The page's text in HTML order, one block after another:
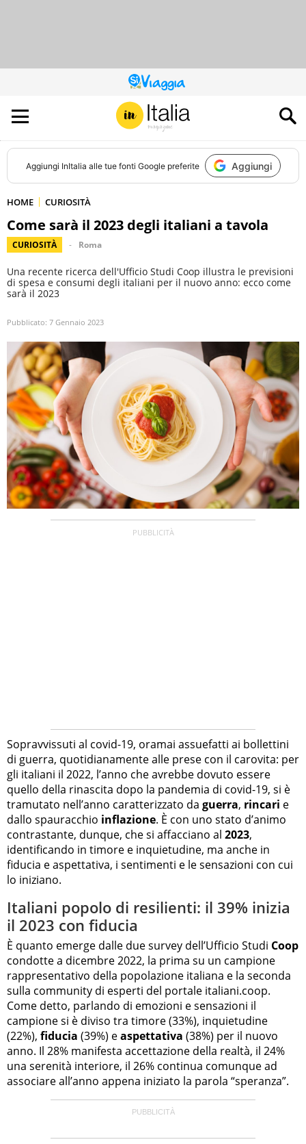
QUESTO
SITO
CONTRIBUISCE
ALL’AUDIENCE
DI
Aggiungi InItalia alle tue fonti Google preferite Aggiungi
HOME CURIOSITÀ
Come sarà il 2023 degli italiani a tavola
CURIOSITÀ Roma
Una recente ricerca dell'Ufficio Studi Coop illustra le previsioni
di spesa e consumi degli italiani per il nuovo anno: ecco come
sarà il 2023
Pubblicato: 7 Gennaio 2023
Sopravvissuti al covid-19, oramai assuefatti ai bollettini
di guerra, quotidianamente alle prese con il carovita: per
gli italiani il 2022, l’anno che avrebbe dovuto essere
quello della rinascita dopo la pandemia di covid-19, si è
tramutato nell’anno caratterizzato da guerra, rincari e
dallo spauracchio inflazione. È con uno stato d’animo
contrastante, dunque, che si affacciano al 2023,
identificando in timore e inquietudine, ma anche in
fiducia e aspettativa, i sentimenti e le sensazioni con cui
lo iniziano.
Italiani popolo di resilienti: il 39% inizia
il 2023 con fiducia
È quanto emerge dalle due survey dell’Ufficio Studi Coop
condotte a dicembre 2022, la prima su un campione
rappresentativo della popolazione italiana e la seconda
sulla community di esperti del portale italiani.coop.
Come detto, parlando di emozioni e sensazioni il
campione si è diviso tra timore (33%), inquietudine
(22%), fiducia (39%) easpettativa (38%) per il nuovo
anno. Il 28% manifesta accettazione della realtà, il 24%
una serenità interiore, il 26% continua comunque ad
associare all’anno appena iniziato la parola “speranza”.